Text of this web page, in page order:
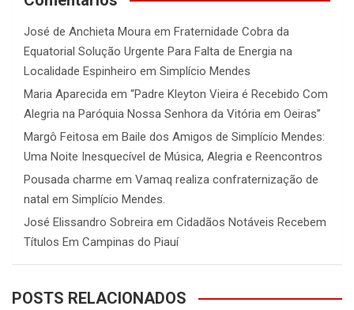
José de Anchieta Moura em Fraternidade Cobra da
Equatorial Solução Urgente Para Falta de Energia na
Localidade Espinheiro em Simplício Mendes
Maria Aparecida em “Padre Kleyton Vieira é Recebido Com
Alegria na Paróquia Nossa Senhora da Vitória em Oeiras”
Margô Feitosa em Baile dos Amigos de Simplício Mendes:
Uma Noite Inesquecível de Música, Alegria e Reencontros
Pousada charme em Vamaq realiza confraternização de
natal em Simplício Mendes.
José Elissandro Sobreira em Cidadãos Notáveis Recebem
Títulos Em Campinas do Piauí
POSTS RELACIONADOS